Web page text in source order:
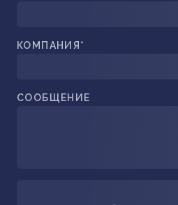
КОМПАНИЯ*
СООБЩЕНИЕ